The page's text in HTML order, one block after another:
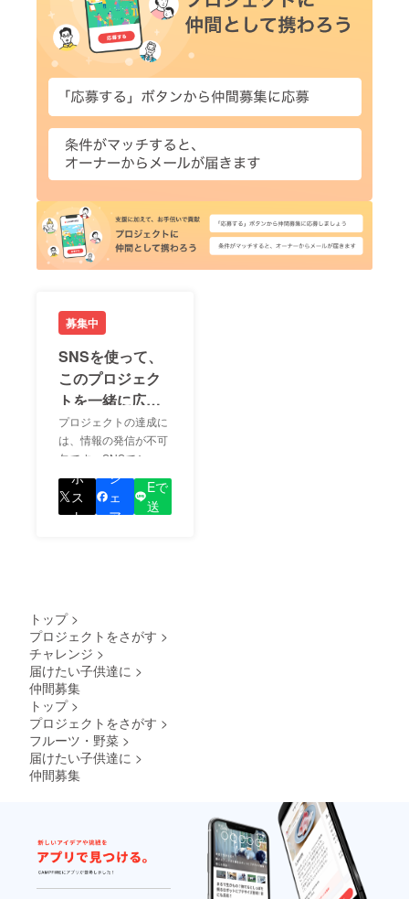
募集中
SNSを使って、
このプロジェク
トを一緒に広め
ましょう！
プロジェクトの達成に
は、情報の発信が不可
欠です。SNSでシェア
をして、あなたが応援
しているプロジェクト
の良さを知ってもらい
ポ
ス
ト
シ
ェ
ア
Eで
送
トップ >
プロジェクトをさがす >
チャレンジ >
届けたい子供達に >
仲間募集
トップ >
プロジェクトをさがす >
フルーツ・野菜 >
届けたい子供達に >
仲間募集